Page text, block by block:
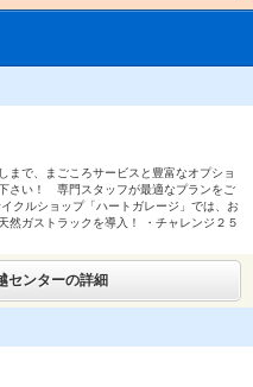
まで、まごころサービスと豊富なオプショ
さい！ 専門スタッフが最適なプランをご
クルショップ「ハートガレージ」では、お
然ガストラックを導入！ ・チャレンジ２５
センターの詳細